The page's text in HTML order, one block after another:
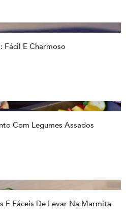
Fácil E Charmoso
Com Legumes Assados
E Fáceis De Levar Na Marmita